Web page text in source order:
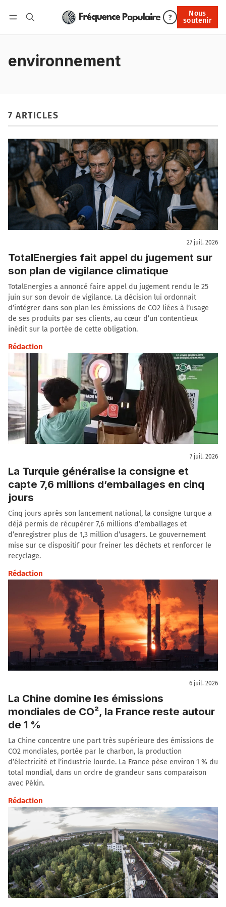
?
Nous
soutenir
Nous soutenir
environnement
7 ARTICLES
27 juil. 2026
TotalEnergies fait appel du jugement sur
son plan de vigilance climatique
TotalEnergies a annoncé faire appel du jugement rendu le 25
juin sur son devoir de vigilance. La décision lui ordonnait
d’intégrer dans son plan les émissions de CO2 liées à l’usage
de ses produits par ses clients, au cœur d’un contentieux
inédit sur la portée de cette obligation.
Rédaction
7 juil. 2026
La Turquie généralise la consigne et
capte 7,6 millions d’emballages en cinq
jours
Cinq jours après son lancement national, la consigne turque a
déjà permis de récupérer 7,6 millions d’emballages et
d’enregistrer plus de 1,3 million d’usagers. Le gouvernement
mise sur ce dispositif pour freiner les déchets et renforcer le
recyclage.
Rédaction
6 juil. 2026
La Chine domine les émissions
mondiales de CO², la France reste autour
de 1 %
La Chine concentre une part très supérieure des émissions de
CO2 mondiales, portée par le charbon, la production
d’électricité et l’industrie lourde. La France pèse environ 1 % du
total mondial, dans un ordre de grandeur sans comparaison
avec Pékin.
Rédaction